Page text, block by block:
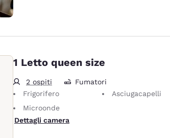
1 Letto queen size
2 ospiti
Fumatori
Frigorifero
Asciugacapelli
Microonde
Dettagli camera